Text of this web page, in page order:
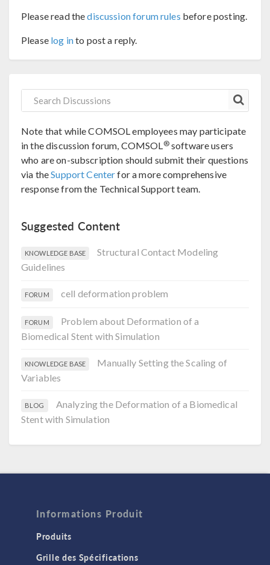
Please read thediscussion forum rules before posting.
Please log into post a reply.
Note that while COMSOL employees may participate
in the discussion forum, COMSOL®software users
who are on-subscription should submit their questions
via theSupport Centerfor a more comprehensive
response from the Technical Support team.
Suggested Content
KNOWLEDGE BASE
Structural Contact Modeling
Guidelines
FORUM cell deformation problem
FORUM
Problem about Deformation of a
Biomedical Stent with Simulation
KNOWLEDGE BASE
Manually Setting the Scaling of
Variables
BLOG
Analyzing the Deformation of a Biomedical
Stent with Simulation
Informations Produit
Produits
Grille des Spécifications